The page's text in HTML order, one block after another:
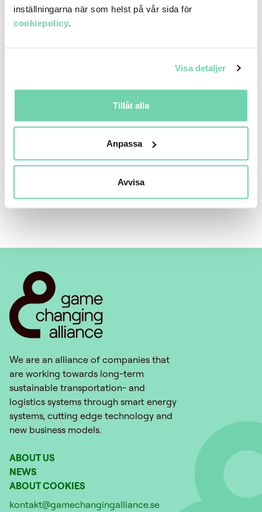
inställningarna när som helst på vår sida för
cookiepolicy
Visa detaljer
Tillåt alla
Anpassa
Avvisa
Deltagare:
Øystein Rønningen, ägare och CCO, InQuire
Moderator: Per Olof Arnäs
We are an alliance of companies that
are working towards long-term
sustainable transportation- and
logistics systems through smart energy
systems, cutting edge technology and
new business models.
ABOUT US
NEWS
ABOUT COOKIES
kontakt@gamechangingalliance.se